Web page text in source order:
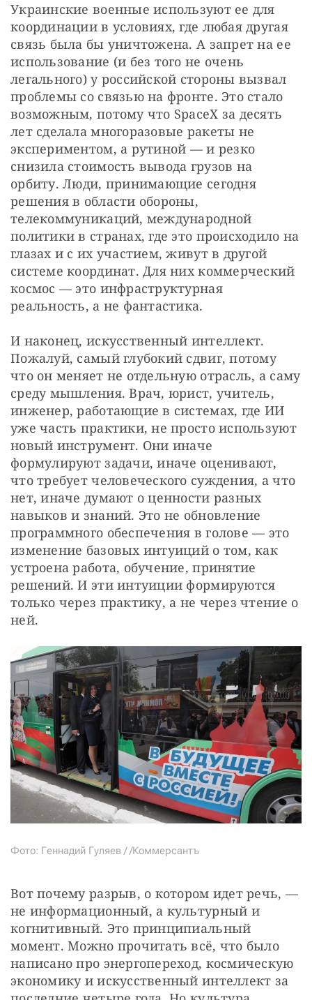
Украинские военные используют ее для
координации в условиях, где любая другая
связь была бы уничтожена. А запрет на ее
использование (и без того не очень
легального) у российской стороны вызвал
проблемы со связью на фронте. Это стало
возможным, потому что SpaceX за десять
лет сделала многоразовые ракеты не
экспериментом, а рутиной — и резко
снизила стоимость вывода грузов на
орбиту. Люди, принимающие сегодня
решения в области обороны,
телекоммуникаций, международной
политики в странах, где это происходило на
глазах и с их участием, живут в другой
системе координат. Для них коммерческий
космос — это инфраструктурная
реальность, а не фантастика.
И наконец, искусственный интеллект.
Пожалуй, самый глубокий сдвиг, потому
что он меняет не отдельную отрасль, а саму
среду мышления. Врач, юрист, учитель,
инженер, работающие в системах, где ИИ
уже часть практики, не просто используют
новый инструмент. Они иначе
формулируют задачи, иначе оценивают,
что требует человеческого суждения, а что
нет, иначе думают о ценности разных
навыков и знаний. Это не обновление
программного обеспечения в голове — это
изменение базовых интуиций о том, как
устроена работа, обучение, принятие
решений. И эти интуиции формируются
только через практику, а не через чтение о
ней.
Фото: Геннадий Гуляев / /Коммерсантъ
Вот почему разрыв, о котором идет речь, —
не информационный, а культурный и
когнитивный. Это принципиальный
момент. Можно прочитать всё, что было
написано про энергопереход, космическую
экономику и искусственный интеллект за